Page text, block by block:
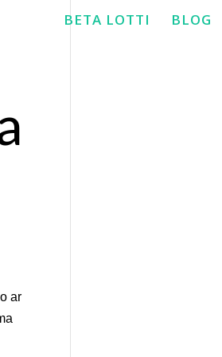
BETA LOTTI BLOG
ar